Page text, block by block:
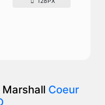
Coeur